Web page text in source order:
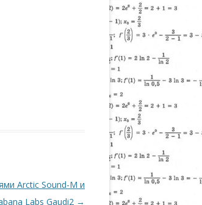
Arctic Sound-M и
Labs Gaudi2 →